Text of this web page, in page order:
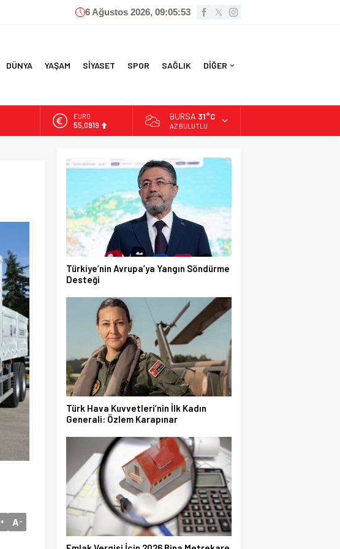
6 Ağustos 2026, 09:05:54
DÜNYA YAŞAM SİYASET SPOR SAĞLIK DİĞER
ALTIN
6.525,81
EURO
55,0919
BURSA 31°C
AZ BULUTLU
+ A-
Türkiye’nin Avrupa’ya Yangın Söndürme
Desteği
Türk Hava Kuvvetleri’nin İlk Kadın
Generali: Özlem Karapınar